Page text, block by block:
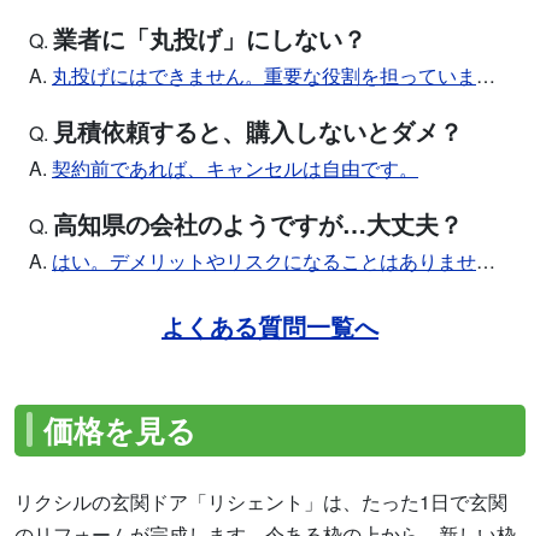
Q. 業者に「丸投げ」にしない？
A. 丸投げにはできません。重要な役割を担っています。
Q. 見積依頼すると、購入しないとダメ？
A. 契約前であれば、キャンセルは自由です。
Q. 高知県の会社のようですが…大丈夫？
A. はい。デメリットやリスクになることはありません。
よくある質問一覧へ
価格を見る
リクシルの玄関ドア「リシェント」は、たった1日で玄関